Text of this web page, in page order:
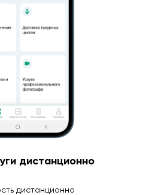
дистанционно
дистанционно